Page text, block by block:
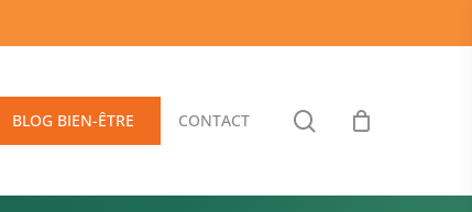
BLOG BIEN-ÊTRE CONTACT search